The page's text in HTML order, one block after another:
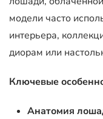
модели часто
интерьера,
диорам или
Ключевые
Анатомия